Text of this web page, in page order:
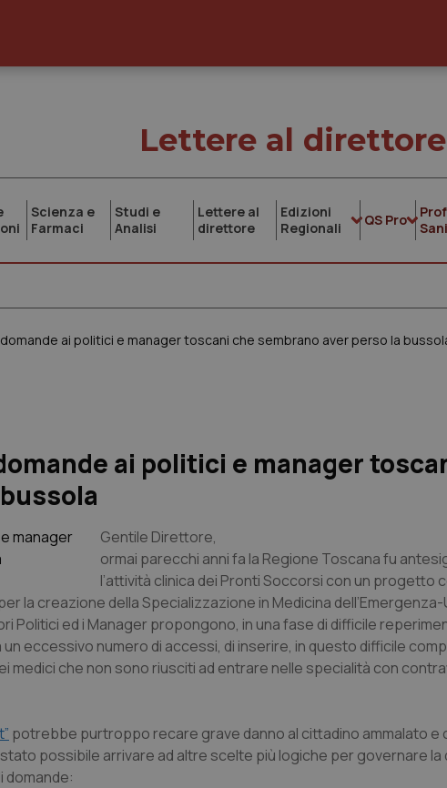
Lettere al direttore
Scienza e
Farmaci
Studi e
Analisi
Lettere al
direttore
Edizioni
Regionali
QS Pro
ai politici e manager toscani che sembrano aver perso la
ai politici e manager
Gentile Direttore,
ormai parecchi anni fa la Regione Toscana fu
l’attività clinica dei Pronti Soccorsi con un progetto
la creazione della Specializzazione in Medicina
Politici ed i Manager propongono, in una fase di difficile
eccessivo numero di accessi, di inserire, in questo difficile
medici che non sono riusciti ad entrare nelle specialità con
potrebbe purtroppo recare grave danno al cittadino ammalato e
possibile arrivare ad altre scelte più logiche per governare
domande: